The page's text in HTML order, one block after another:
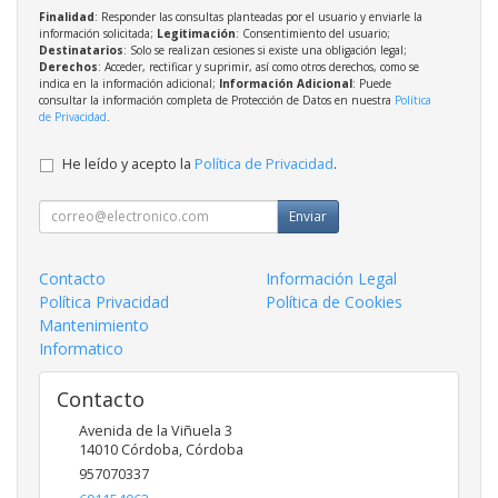
Finalidad: Responder las consultas planteadas por el usuario y enviarle la
información solicitada; Legitimación: Consentimiento del usuario;
Destinatarios: Solo se realizan cesiones si existe una obligación legal;
Derechos: Acceder, rectificar y suprimir, así como otros derechos, como se
indica en la información adicional; Información Adicional: Puede
consultar la información completa de Protección de Datos en nuestra Política
de Privacidad
He leído y acepto la Política de Privacidad.
Enviar
Contacto
Información Legal
Política Privacidad
Política de Cookies
Mantenimiento
Informatico
Contacto
Avenida de la Viñuela 3
14010 Córdoba, Córdoba
957070337